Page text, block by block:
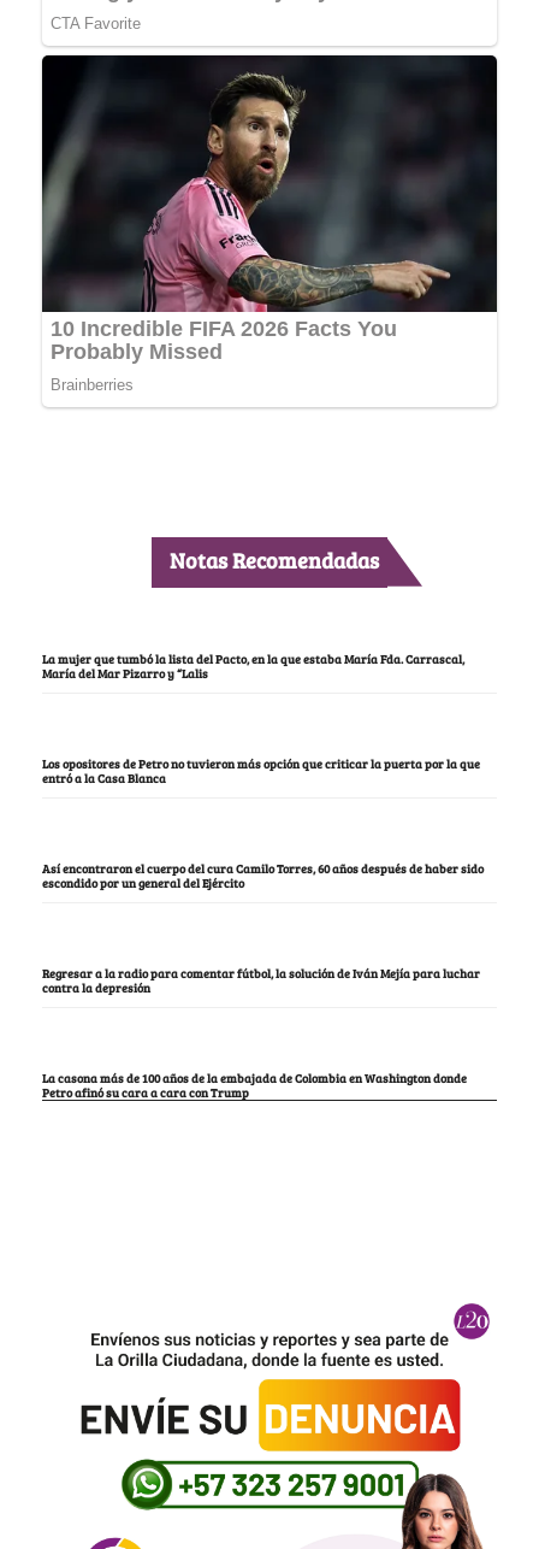
Notas Recomendadas
La mujer que tumbó la lista del Pacto, en la que estaba María Fda. Carrascal,
María del Mar Pizarro y “Lalis
Los opositores de Petro no tuvieron más opción que criticar la puerta por la que
entró a la Casa Blanca
Así encontraron el cuerpo del cura Camilo Torres, 60 años después de haber sido
escondido por un general del Ejército
Regresar a la radio para comentar fútbol, la solución de Iván Mejía para luchar
contra la depresión
La casona más de 100 años de la embajada de Colombia en Washington donde
Petro afinó su cara a cara con Trump